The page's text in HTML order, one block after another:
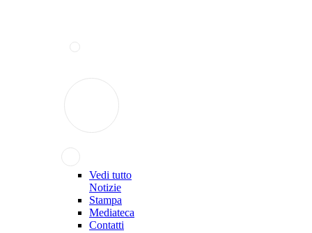
Vedi tutto
Notizie
Stampa
Mediateca
Contatti